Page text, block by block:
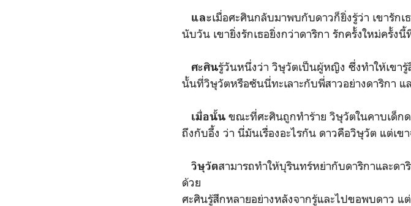
และเมื่อศะศินกลับมาพบกับดาวก็ยิ่งรู้ว่า เขารัก
นับวัน เขายิ่งรักเธอยิ่งกว่าดาริกา รักครั้งใหม่ครั้งนี้
ศะศินรู้วันหนึ่งว่า วิษุวัตเป็นผู้หญิง ซึ่งทำให้เขา
นั้นที่วิษุวัตหรือซันนี่ทะเลาะกับพี่สาวอย่างดาริกา แ
เมื่อนั้นขณะที่ศะศินถูกทำร้าย วิษุวัตในคาบเด็กด
ถึงกับอึ้ง ว่า นี่มันเรื่องอะไรกัน ดาวคือวิษุวัต แต่เข
วิษุวัตสามารถทำให้บุรินทร์หย่ากับดาริกาและด
ด้วย
ศะศินรู้สึกหลายอย่างหลังจากรู้และไปขอพบดาว แ